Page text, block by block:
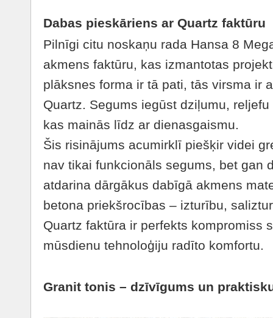
Dabas pieskāriens ar Quartz faktūru
Pilnīgi citu noskaņu rada Hansa 8
akmens faktūru, kas izmantotas
plāksnes forma ir tā pati, tās virsma ir
Quartz. Segums iegūst dziļumu,
kas mainās līdz ar dienasgaismu.
Šis risinājums acumirklī piešķir videi
nav tikai funkcionāls segums, bet gan
atdarina dārgākus dabīgā akmens
betona priekšrocības – izturību,
Quartz faktūra ir perfekts kompromiss
mūsdienu tehnoloģiju radīto komfortu.
Granit tonis – dzīvīgums un